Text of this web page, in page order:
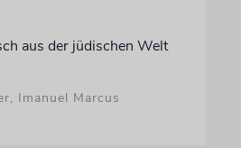
aus der jüdischen Welt
Imanuel Marcus